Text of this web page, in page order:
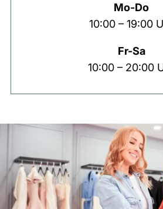
Mo-Do
10:00 – 19:00
Fr-Sa
10:00 – 20:00